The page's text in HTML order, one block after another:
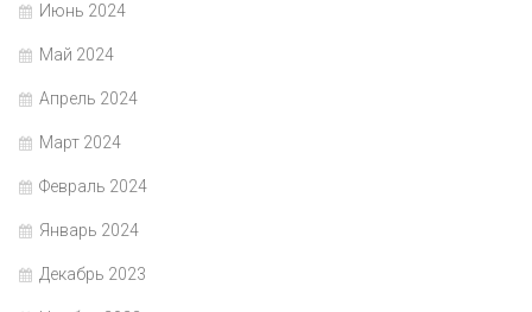
Июнь 2024
Май 2024
Апрель 2024
Март 2024
Февраль 2024
Январь 2024
Декабрь 2023